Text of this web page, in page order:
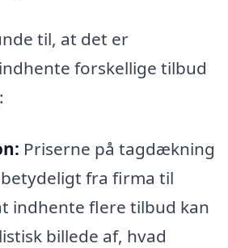
til, at det er
forskellige tilbud
Priserne på tagdækning
fra firma til
indhente flere tilbud kan
billede af, hvad